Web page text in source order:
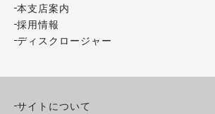
本支店案内
採用情報
ディスクロージャー
サイトについて